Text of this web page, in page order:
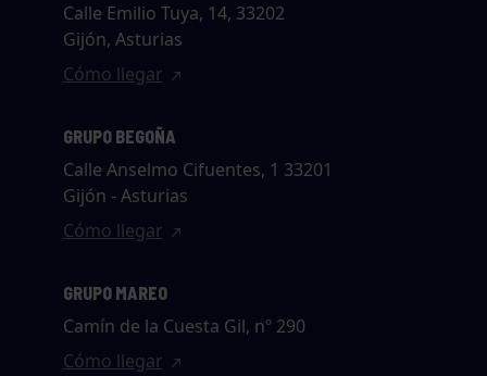
Calle Emilio Tuya, 14, 33202
Gijón, Asturias
Cómo llegar
GRUPO BEGOÑA
Calle Anselmo Cifuentes, 1 33201
Gijón - Asturias
Cómo llegar
GRUPO MAREO
Camín de la Cuesta Gil, nº 290
Cómo llegar